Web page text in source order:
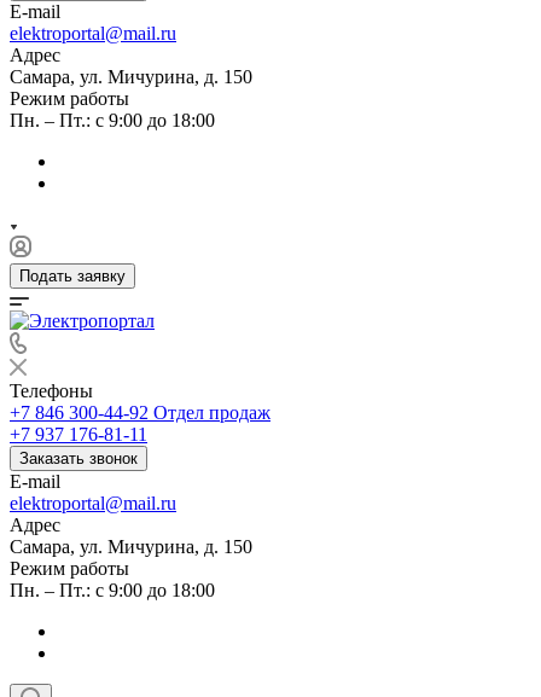
E-mail
elektroportal@mail.ru
Адрес
Самара, ул. Мичурина, д. 150
Режим работы
Пн. – Пт.: с 9:00 до 18:00
Подать заявку
Телефоны
+7 846 300-44-92 Отдел продаж
+7 937 176-81-11
Заказать звонок
E-mail
elektroportal@mail.ru
Адрес
Самара, ул. Мичурина, д. 150
Режим работы
Пн. – Пт.: с 9:00 до 18:00